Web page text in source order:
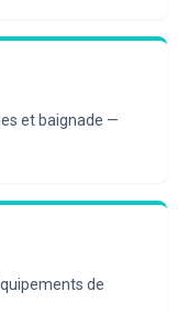
et baignade —
de